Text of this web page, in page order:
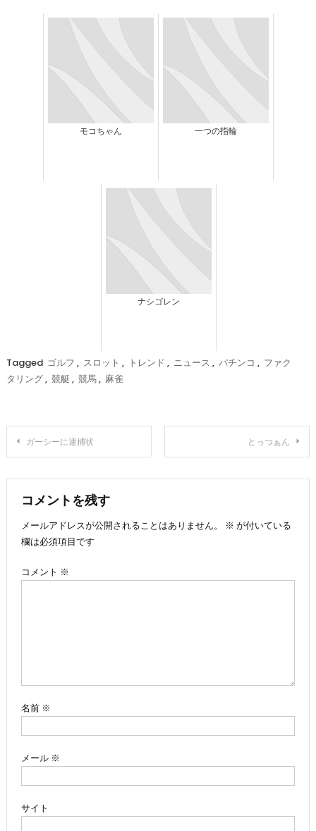
モコちゃん 一つの指輪
ナシゴレン
Tagged ゴルフ , スロット , トレンド , ニュース , パチンコ , ファク
タリング, 競艇 , 競馬, 麻雀
投
稿
ナ
ビ
ゲ
ガーシーに逮捕状 とっつぁん
コメントを残す
メールアドレスが公開されることはありません。
※ が付いている
欄は必須項目です
コメント ※
名前 ※
メール ※
サイト